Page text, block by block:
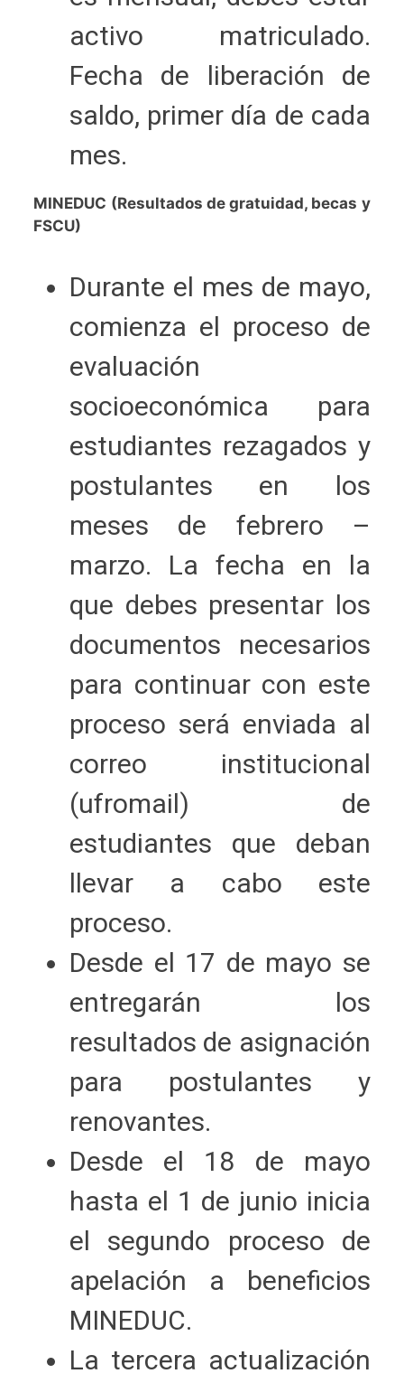
activo matriculado.
Fecha de liberación de
saldo, primer día de cada
mes.
MINEDUC (Resultados de gratuidad, becas y
FSCU)
Durante el mes de mayo,
comienza el proceso de
evaluación
socioeconómica para
estudiantes rezagados y
postulantes en los
meses de febrero –
marzo. La fecha en la
que debes presentar los
documentos necesarios
para continuar con este
proceso será enviada al
correo institucional
(ufromail) de
estudiantes que deban
llevar a cabo este
proceso.
Desde el 17 de mayo se
entregarán los
resultados de asignación
para postulantes y
renovantes.
Desde el 18 de mayo
hasta el 1 de junio inicia
el segundo proceso de
apelación a beneficios
MINEDUC.
La tercera actualización